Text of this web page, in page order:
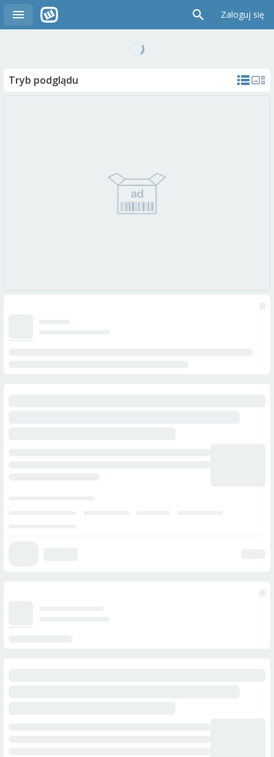
Zaloguj się
Tryb podglądu